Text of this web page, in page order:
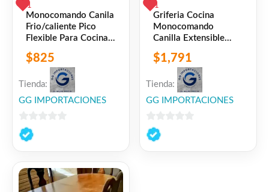
1
Monocomando Canila
Frio/caliente Pico
Flexible Para Cocina
Negro Mate
$825
Tienda:
GG IMPORTACIONES
0
de
1
Griferia Cocina
Monocomando
Canilla Extensible
Plata O Negro Negro
$1,791
Tienda:
GG IMPORTACIONES
0
de